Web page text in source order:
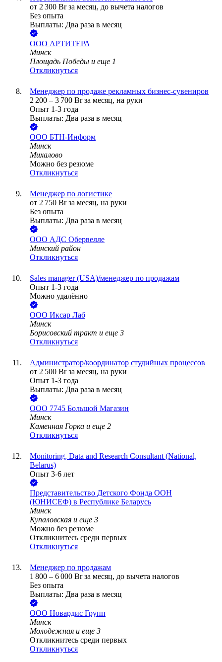
от 2 300 Br за месяц, до вычета налогов
Без опыта
Выплаты: Два раза в месяц
ООО АРТИТЕРА
Минск
Площадь Победы и еще 1
Откликнуться
Менеджер по продаже рекламных бизнес-сувениров
2 200 – 3 700 Br за месяц, на руки
Опыт 1-3 года
Выплаты: Два раза в месяц
ООО БТН-Информ
Минск
Михалово
Можно без резюме
Откликнуться
Менеджер по логистике
от 2 750 Br за месяц, на руки
Без опыта
Выплаты: Два раза в месяц
ООО АДС Обервелле
Минский район
Откликнуться
Sales manager (USA)/менеджер по продажам
Опыт 1-3 года
Можно удалённо
ООО Иксар Лаб
Минск
Борисовский тракт и еще 3
Откликнуться
Администратор/координатор студийных процессов
от 2 500 Br за месяц, на руки
Опыт 1-3 года
Выплаты: Два раза в месяц
ООО 7745 Большой Магазин
Минск
Каменная Горка и еще 2
Откликнуться
Monitoring, Data and Research Consultant (National,
Belarus)
Опыт 3-6 лет
Представительство Детского Фонда ООН
(ЮНИСЕФ) в Республике Беларусь
Минск
Купаловская и еще 3
Можно без резюме
Откликнитесь среди первых
Откликнуться
Менеджер по продажам
1 800 – 6 000 Br за месяц, до вычета налогов
Без опыта
Выплаты: Два раза в месяц
ООО Новардис Групп
Минск
Молодежная и еще 3
Откликнитесь среди первых
Откликнуться